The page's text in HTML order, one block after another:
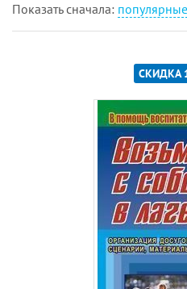
Показать cначала: популярные
СКИДКА